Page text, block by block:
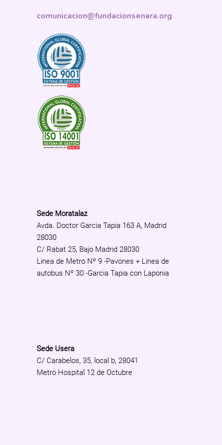
comunicacion@fundacionsenara.org
Sede Moratalaz
Avda. Doctor Garcia Tapia 163 A, Madrid
28030
C/ Rabat 25, Bajo Madrid 28030
Linea de Metro Nº 9 -Pavones + Linea de
autobus Nº 30 -Garcia Tapia con Laponia
Sede Usera
C/ Carabelos, 35, local b, 28041
Metro Hospital 12 de Octubre